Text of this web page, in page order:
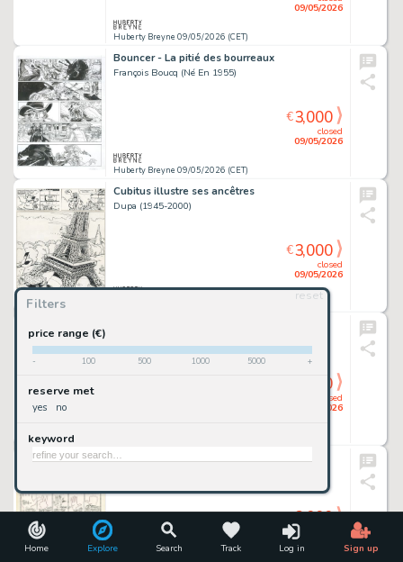
Home Explore Search Track Log in Sign up
Filters
reset
price range (€)
- 100 500 1000 5000 +
reserve met
yes no
keyword
Huberty Breyne 09/05/2026 (CET)
09/05/2026
Bouncer - La pitié des bourreaux
François Boucq (Né En 1955)
Huberty Breyne 09/05/2026 (CET)
closed
09/05/2026
€3,000
Cubitus illustre ses ancêtres
Dupa (1945-2000)
closed
09/05/2026
€3,000
closed
09/05/2026
3,000
Les actualités Pilote
09/05/2026
€3,000